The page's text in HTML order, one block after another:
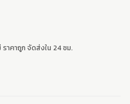
าคาถูก จัดส่งใน 24 ชม.